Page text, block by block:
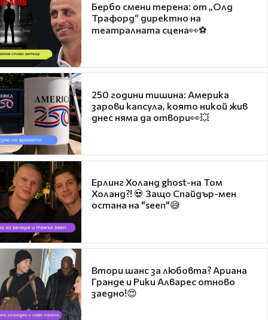
Бербо смени терена: от „Олд
Трафорд“ директно на
театралната сцена👀⚽
250 години тишина: Америка
зарови капсула, която никой жив
днес няма да отвори👀💥
Ерлинг Холанд ghost-на Том
Холанд?! 💀 Защо Спайдър-мен
остана на "seen"😅
Втори шанс за любовта? Ариана
Гранде и Рики Алварес отново
заедно!😍